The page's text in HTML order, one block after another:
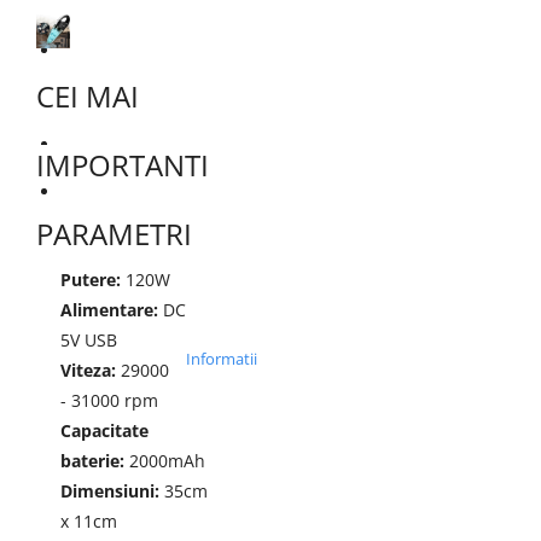
Dispozitive si Accesorii medicale
de uz casnic
Irigatoare Bucale
Perii de par electrice
Uscatoare de par
Ingrijire tesaturi
Jucarii, Copii & Bebe
Jucarii Creative
Lampi de Veghe Copii
Seturi Pictura si Desen
Vehicule si jucarii cu telecomanda
Laptop, Tablete & Telefoane
Genti laptop
CEI MAI
IMPORTANTI
PARAMETRI
Putere: 120W
Alimentare: DC
5V USB
Viteza: 29000
- 31000 rpm
Capacitate
baterie: 2000mAh
Dimensiuni: 35cm
x 11cm
Informatii